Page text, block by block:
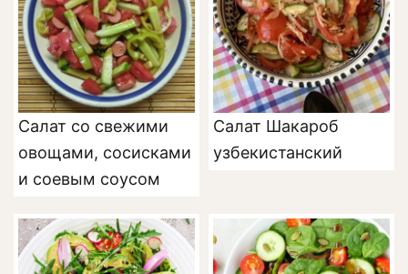
Салат со свежими
овощами, сосисками
и соевым соусом
Салат Шакароб
узбекистанский